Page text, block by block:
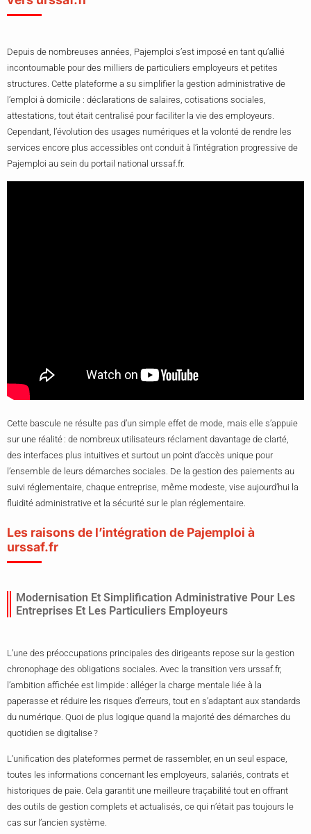
Depuis de nombreuses années, Pajemploi s’est imposé en tant qu’allié
incontournable pour des milliers de particuliers employeurs et petites
structures. Cette plateforme a su simplifier la gestion administrative de
l’emploi à domicile : déclarations de salaires, cotisations sociales,
attestations, tout était centralisé pour faciliter la vie des employeurs.
Cependant, l’évolution des usages numériques et la volonté de rendre les
services encore plus accessibles ont conduit à l’intégration progressive de
Pajemploi au sein du portail national urssaf.fr.
Cette bascule ne résulte pas d’un simple effet de mode, mais elle s’appuie
sur une réalité : de nombreux utilisateurs réclament davantage de clarté,
des interfaces plus intuitives et surtout un point d’accès unique pour
l’ensemble de leurs démarches sociales. De la gestion des paiements au
suivi réglementaire, chaque entreprise, même modeste, vise aujourd’hui la
fluidité administrative et la sécurité sur le plan réglementaire.
Les raisons de l’intégration de Pajemploi à
urssaf.fr
Modernisation Et Simplification Administrative Pour Les
Entreprises Et Les Particuliers Employeurs
L’une des préoccupations principales des dirigeants repose sur la gestion
chronophage des obligations sociales. Avec la transition vers urssaf.fr,
l’ambition affichée est limpide : alléger la charge mentale liée à la
paperasse et réduire les risques d’erreurs, tout en s’adaptant aux standards
du numérique. Quoi de plus logique quand la majorité des démarches du
quotidien se digitalise ?
L’unification des plateformes permet de rassembler, en un seul espace,
toutes les informations concernant les employeurs, salariés, contrats et
historiques de paie. Cela garantit une meilleure traçabilité tout en offrant
des outils de gestion complets et actualisés, ce qui n’était pas toujours le
cas sur l’ancien système.